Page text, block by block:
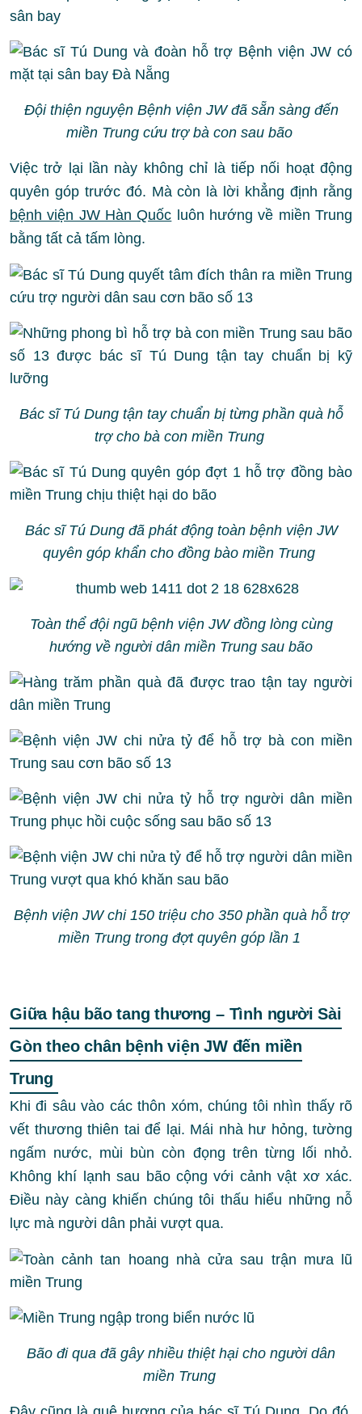
Đội thiện nguyện Bệnh viện JW đã sẵn sàng đến
miền Trung cứu trợ bà con sau bão
Việc trở lại lần này không chỉ là tiếp nối hoạt động
quyên góp trước đó. Mà còn là lời khẳng định rằng
bệnh viện JW Hàn Quốc luôn hướng về miền Trung
bằng tất cả tấm lòng.
Bác sĩ Tú Dung tận tay chuẩn bị từng phần quà hỗ
trợ cho bà con miền Trung
Bác sĩ Tú Dung đã phát động toàn bệnh viện JW
quyên góp khẩn cho đồng bào miền Trung
Toàn thể đội ngũ bệnh viện JW đồng lòng cùng
hướng về người dân miền Trung sau bão
Bệnh viện JW chi 150 triệu cho 350 phần quà hỗ trợ
miền Trung trong đợt quyên góp lần 1
Giữa hậu bão tang thương – Tình người Sài
Gòn theo chân bệnh viện JW đến miền
Trung
Khi đi sâu vào các thôn xóm, chúng tôi nhìn thấy rõ
vết thương thiên tai để lại. Mái nhà hư hỏng, tường
ngấm nước, mùi bùn còn đọng trên từng lối nhỏ.
Không khí lạnh sau bão cộng với cảnh vật xơ xác.
Điều này càng khiến chúng tôi thấu hiểu những nỗ
lực mà người dân phải vượt qua.
Bão đi qua đã gây nhiều thiệt hại cho người dân
miền Trung